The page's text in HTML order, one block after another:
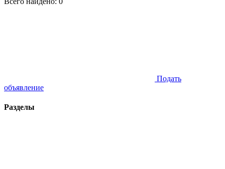
Подать
объявление
Разделы